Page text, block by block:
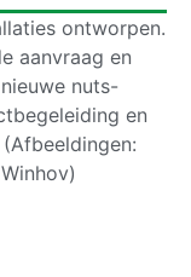
ontworpen.
aanvraag en
nuts-
en